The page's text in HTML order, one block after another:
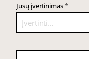
Jūsų įvertinimas*